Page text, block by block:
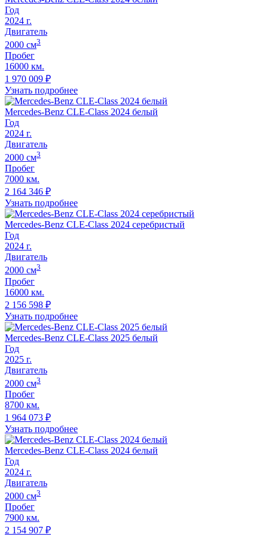
Год
2024 г.
Двигатель
2000 cм3
Пробег
16000 км.
1 970 009 ₽
Узнать подробнее
Mercedes-Benz CLE-Class 2024 белый
Год
2024 г.
Двигатель
2000 cм3
Пробег
7000 км.
2 164 346 ₽
Узнать подробнее
Mercedes-Benz CLE-Class 2024 серебристый
Год
2024 г.
Двигатель
2000 cм3
Пробег
16000 км.
2 156 598 ₽
Узнать подробнее
Mercedes-Benz CLE-Class 2025 белый
Год
2025 г.
Двигатель
2000 cм3
Пробег
8700 км.
1 964 073 ₽
Узнать подробнее
Mercedes-Benz CLE-Class 2024 белый
Год
2024 г.
Двигатель
2000 cм3
Пробег
7900 км.
2 154 907 ₽